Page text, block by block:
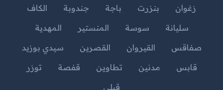
زغوان
بنزرت باجة جندوبة
الكاف
سليانة
سوسة المنستير
المهدية
صفاقس
القيروان القصرين
سيدي بوزيد
قابس
مدنين تطاوين قفصة
توزر
قبلي